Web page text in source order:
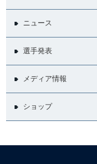
ニュース
選手発表
メディア情報
ショップ